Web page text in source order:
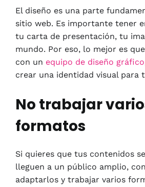
El diseño es una parte
sitio web. Es importante tener
tu carta de presentación, tu
mundo. Por eso, lo mejor es
con un equipo de diseño gráfico
crear una identidad visual para
No trabajar
formatos
Si quieres que tus contenidos
lleguen a un público amplio,
adaptarlos y trabajar varios